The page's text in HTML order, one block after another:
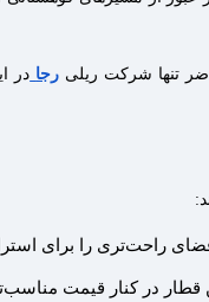
تنها شرکت ریلی رجا در
راحت‌تری را برای
در کنار قیمت